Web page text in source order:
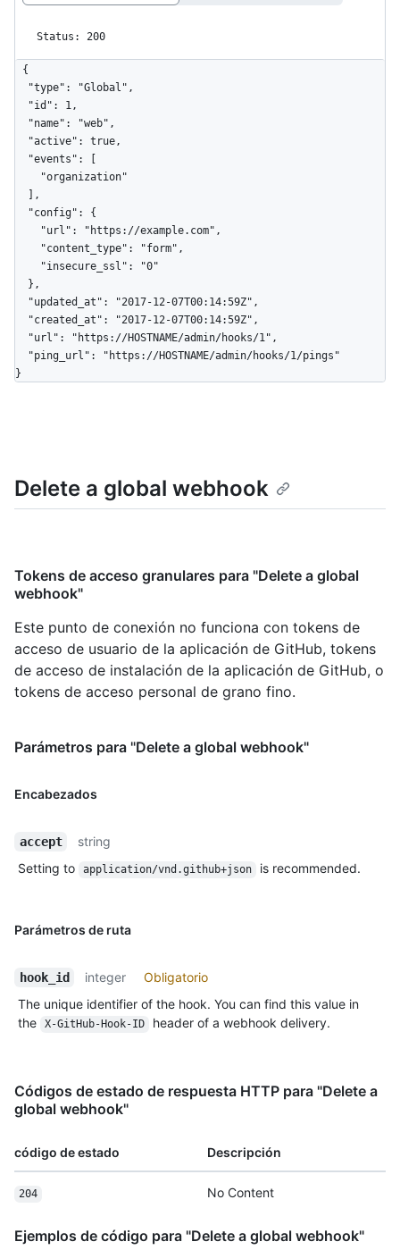
Status: 200
{
}
Delete a global webhook
Tokens de acceso granulares para "Delete a global
webhook"
Este punto de conexión no funciona con tokens de
acceso de usuario de la aplicación de GitHub, tokens
de acceso de instalación de la aplicación de GitHub, o
tokens de acceso personal de grano fino.
Parámetros para "Delete a global webhook"
Encabezados
accept
string
Setting to
application/vnd.github+json is recommended.
Parámetros de ruta
hook_id integer
Obligatorio
The unique identifier of the hook. You can find this value in
the
X-GitHub-Hook-ID header of a webhook delivery.
Códigos de estado de respuesta HTTP para "Delete a
global webhook"
código de estado Descripción
204 No Content
Ejemplos de código para "Delete a global webhook"